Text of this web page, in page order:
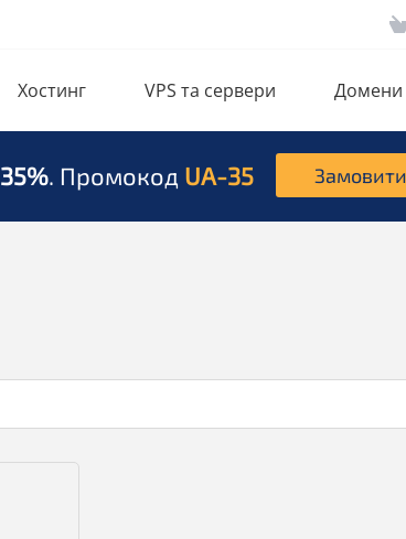
Хостинг VPS та сервери Домени
35%. Промокод UA-35 Замовити